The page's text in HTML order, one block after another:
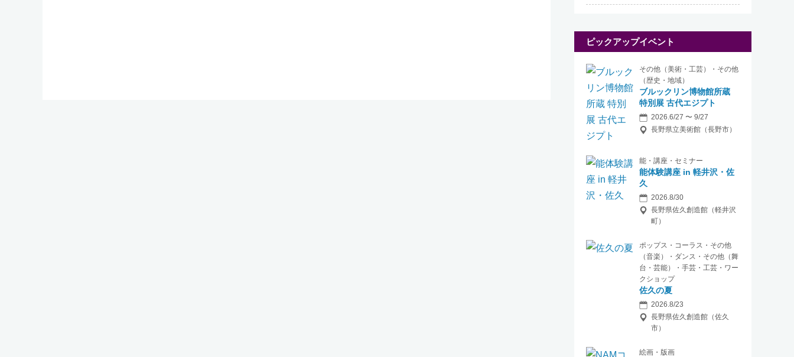
ピックアップイベント
その他（美術・工芸）・その他
（歴史・地域）
ブルックリン博物館所蔵
特別展 古代エジプト
2026.6/27 〜 9/27
長野県立美術館（長野市）
能・講座・セミナー
能体験講座 in 軽井沢・佐
久
2026.8/30
長野県佐久創造館（軽井沢
町）
ポップス・コーラス・その他
（音楽）・ダンス・その他（舞
台・芸能）・手芸・工芸・ワー
クショップ
佐久の夏
2026.8/23
長野県佐久創造館（佐久
市）
絵画・版画